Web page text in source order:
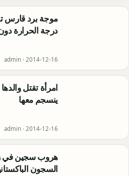
موجة برد قارس
درجة الحرارة
admin · 2014-12-16
امرأة تقتل
ينسجم معها
admin · 2014-12-16
هروب سجين في
السجون